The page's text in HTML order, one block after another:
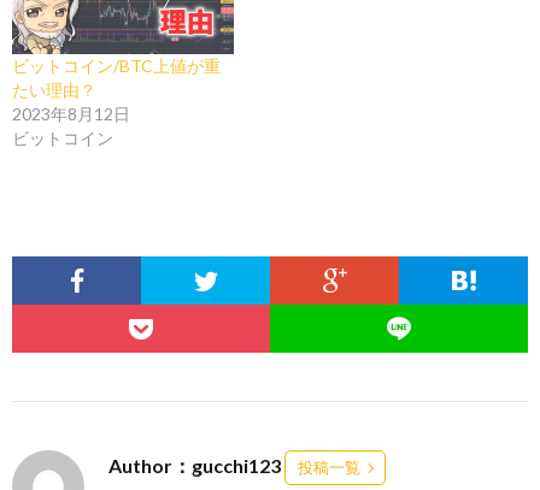
ビットコイン/BTC上値が重
たい理由？
2023年8月12日
ビットコイン
Author：gucchi123 投稿一覧